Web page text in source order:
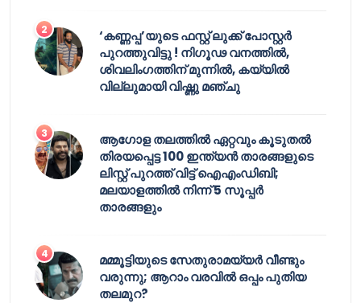
‘കണ്ണപ്പ’യുടെ ഫസ്റ്റ് ലുക്ക് പോസ്റ്റർ
പുറത്തുവിട്ടു ! നിഗൂഢ വനത്തിൽ,
ശിവലിംഗത്തിന് മുന്നിൽ, കയ്യിൽ
വില്ലുമായി വിഷ്ണു മഞ്ചു
ആഗോള തലത്തിൽ ഏറ്റവും കൂടുതൽ
തിരയപ്പെട്ട 100 ഇന്ത്യൻ താരങ്ങളുടെ
ലിസ്റ്റ് പുറത്ത് വിട്ട് ഐഎംഡിബി;
മലയാളത്തിൽ നിന്ന് 5 സൂപ്പർ
താരങ്ങളും
മമ്മൂട്ടിയുടെ സേതുരാമയ്യർ വീണ്ടും
വരുന്നു; ആറാം വരവിൽ ഒപ്പം പുതിയ
തലമുറ?